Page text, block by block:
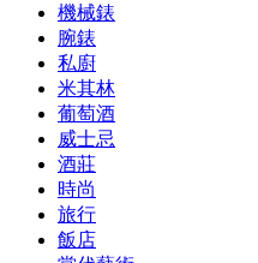
機械錶
腕錶
私廚
米其林
葡萄酒
威士忌
酒莊
時尚
旅行
飯店